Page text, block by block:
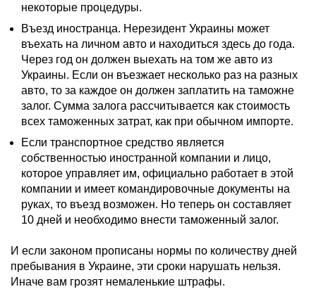
некоторые процедуры.
Въезд иностранца. Нерезидент Украины может
въехать на личном авто и находиться здесь до года.
Через год он должен выехать на том же авто из
Украины. Если он въезжает несколько раз на разных
авто, то за каждое он должен заплатить на таможне
залог. Сумма залога рассчитывается как стоимость
всех таможенных затрат, как при обычном импорте.
Если транспортное средство является
собственностью иностранной компании и лицо,
которое управляет им, официально работает в этой
компании и имеет командировочные документы на
руках, то въезд возможен. Но теперь он составляет
10 дней и необходимо внести таможенный залог.
И если законом прописаны нормы по количеству дней
пребывания в Украине, эти сроки нарушать нельзя.
Иначе вам грозят немаленькие штрафы.